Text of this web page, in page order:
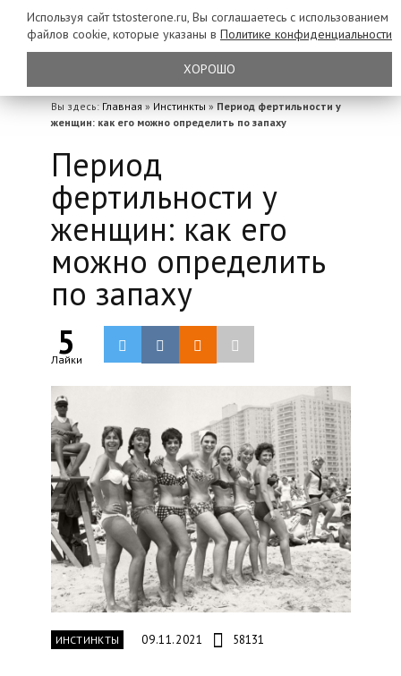
Вы здесь: Главная » Инстинкты » Период фертильности у
женщин: как его можно определить по запаху
Период
фертильности у
женщин: как его
можно определить
по запаху
5
Лайки
ИНСТИНКТЫ 09.11.2021 58131
Используя сайт tstosterone.ru, Вы соглашаетесь с использованием
файлов cookie, которые указаны в Политике конфиденциальности
ХОРОШО